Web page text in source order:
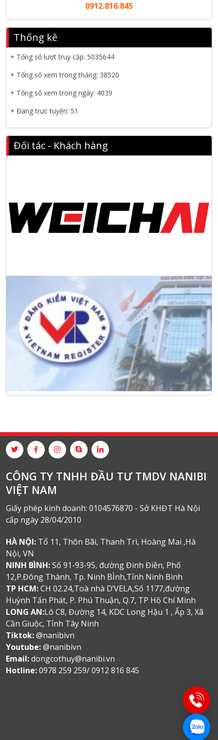
Hội nghị tổng kết công tác năm 2025 và triển khai nhiệm vụ
năm 2026 do chi hội tàu du lịch Hạ Long
NANIBI khai trương văn phòng Ninh Bình & kỷ niệm 15 năm
phát triển bền vững
Tập đoàn Công nghiệp nặng Sơn Đông tổ chức Hội nghị đối
tác toàn cầu tại Jakarta
0912.816.845
Thống kê
+ Tổng số lượt truy cập: 5035644
+ Tổng số xem trong tháng: 38520
+ Tổng số xem trong ngày: 4039
+ Đang trực tuyến: 51
Đối tác - Khách hàng
CÔNG TY TNHH ĐẦU TƯ TMDV NANIBI
VIỆT NAM
Giấy phép kinh doanh: 0104576870 - Sở KHĐT Hà Nội
cấp ngày 28/04/2010
HÀ NỘI: Tổ 11, Thôn Bãi, Thanh Trì, Hoàng Mai ,Hà
Nội, VN
NINH BÌNH:Số 91-93-95, đường Đinh Điền, Phố
12,P.Đông Thành, Tp. Ninh BÌnh,Tỉnh Ninh Bình
TP HCM:CH 02.24,Toà nhà D’VELA,Số 1177,đường
Huỳnh Tấn Phát, P. Phú Thuận, Q.7, TP Hồ Chí Minh
LONG AN:Lô C8, Đường 14, KDC Long Hậu 1 , Ấp 3, Xã
Cần Giuộc, Tỉnh Tây Ninh
Tiktok:@nanibivn
Youtube:@nanibivn
Email:dongcothuy@nanibi.vn
Hotline:0978 259 259/ 0912 816 845